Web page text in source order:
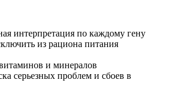
интерпретация по каждому гену
из рациона питания
и минералов
серьезных проблем и сбоев в